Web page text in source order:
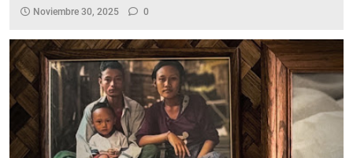
Noviembre 30, 2025 0